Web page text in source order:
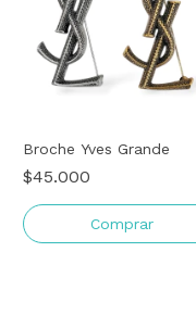
Broche Yves Grande
$45.000
Comprar